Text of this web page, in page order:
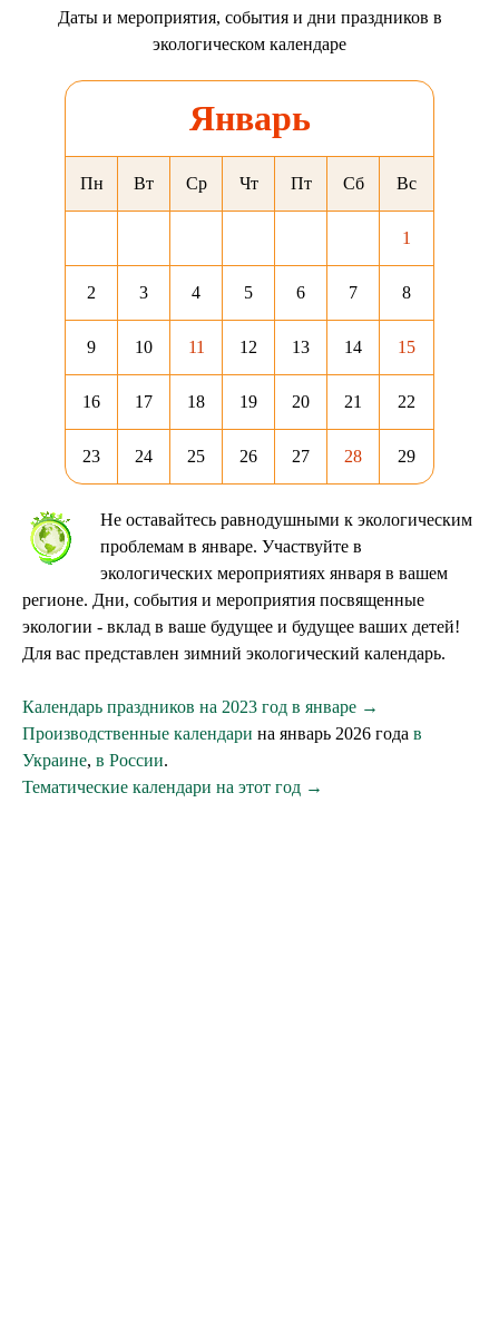
Даты и мероприятия, события и дни праздников в
экологическом календаре
Январь
Пн Вт Ср Чт Пт Сб Вс
1
2 3 4 5 6 7 8
9 10 11 12 13 14 15
16 17 18 19 20 21 22
23 24 25 26 27 28 29
Не оставайтесь равнодушными к экологическим
проблемам в январе. Участвуйте в
экологических мероприятиях января в вашем
регионе. Дни, события и мероприятия посвященные
экологии - вклад в ваше будущее и будущее ваших детей!
Для вас представлен зимний экологический календарь.
Календарь праздников на 2023 год в январе →
Производственные календари на январь 2026 года в
Украине, в России.
Тематические календари на этот год →